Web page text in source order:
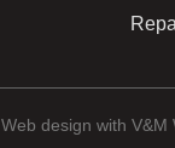
Web design with V&M